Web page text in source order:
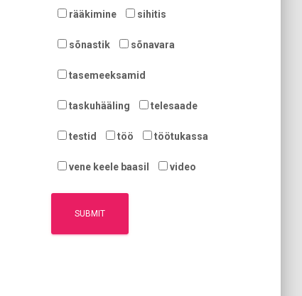
rääkimine sihitis
sõnastik sõnavara
tasemeeksamid
taskuhääling telesaade
testid töö töötukassa
vene keele baasil video